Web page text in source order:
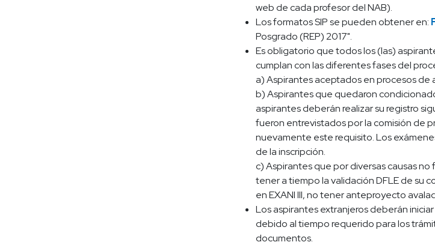
web de cada profesor del NAB).
Los formatos SIP se pueden obtener en:
Posgrado (REP) 2017".
Es obligatorio que todos los (las)
cumplan con las diferentes fases del
a) Aspirantes aceptados en procesos de
b) Aspirantes que quedaron
aspirantes deberán realizar su registro
fueron entrevistados por la comisión de
nuevamente este requisito. Los
de la inscripción.
c) Aspirantes que por diversas causas
tener a tiempo la validación DFLE de su
en EXANI III, no tener anteproyecto
Los aspirantes extranjeros deberán
debido al tiempo requerido para los
documentos.